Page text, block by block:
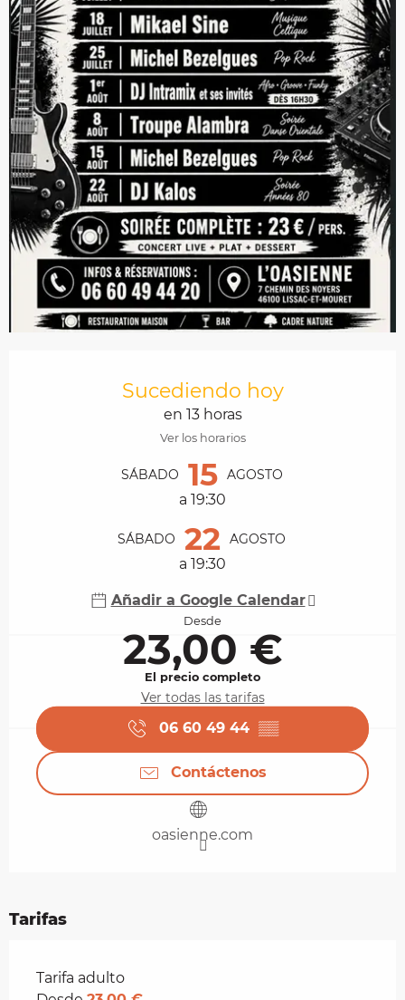
Sucediendo hoy
en 13 horas
Ver los horarios
SÁBADO 15 AGOSTO
a 19:30
SÁBADO 22 AGOSTO
a 19:30
Añadir a Google Calendar
Desde
23,00 €
El precio completo
Ver todas las tarifas
06 60 49 44 ▒▒
Contáctenos
oasienne.com
Tarifas
Tarifas 2026
Tarifa adulto